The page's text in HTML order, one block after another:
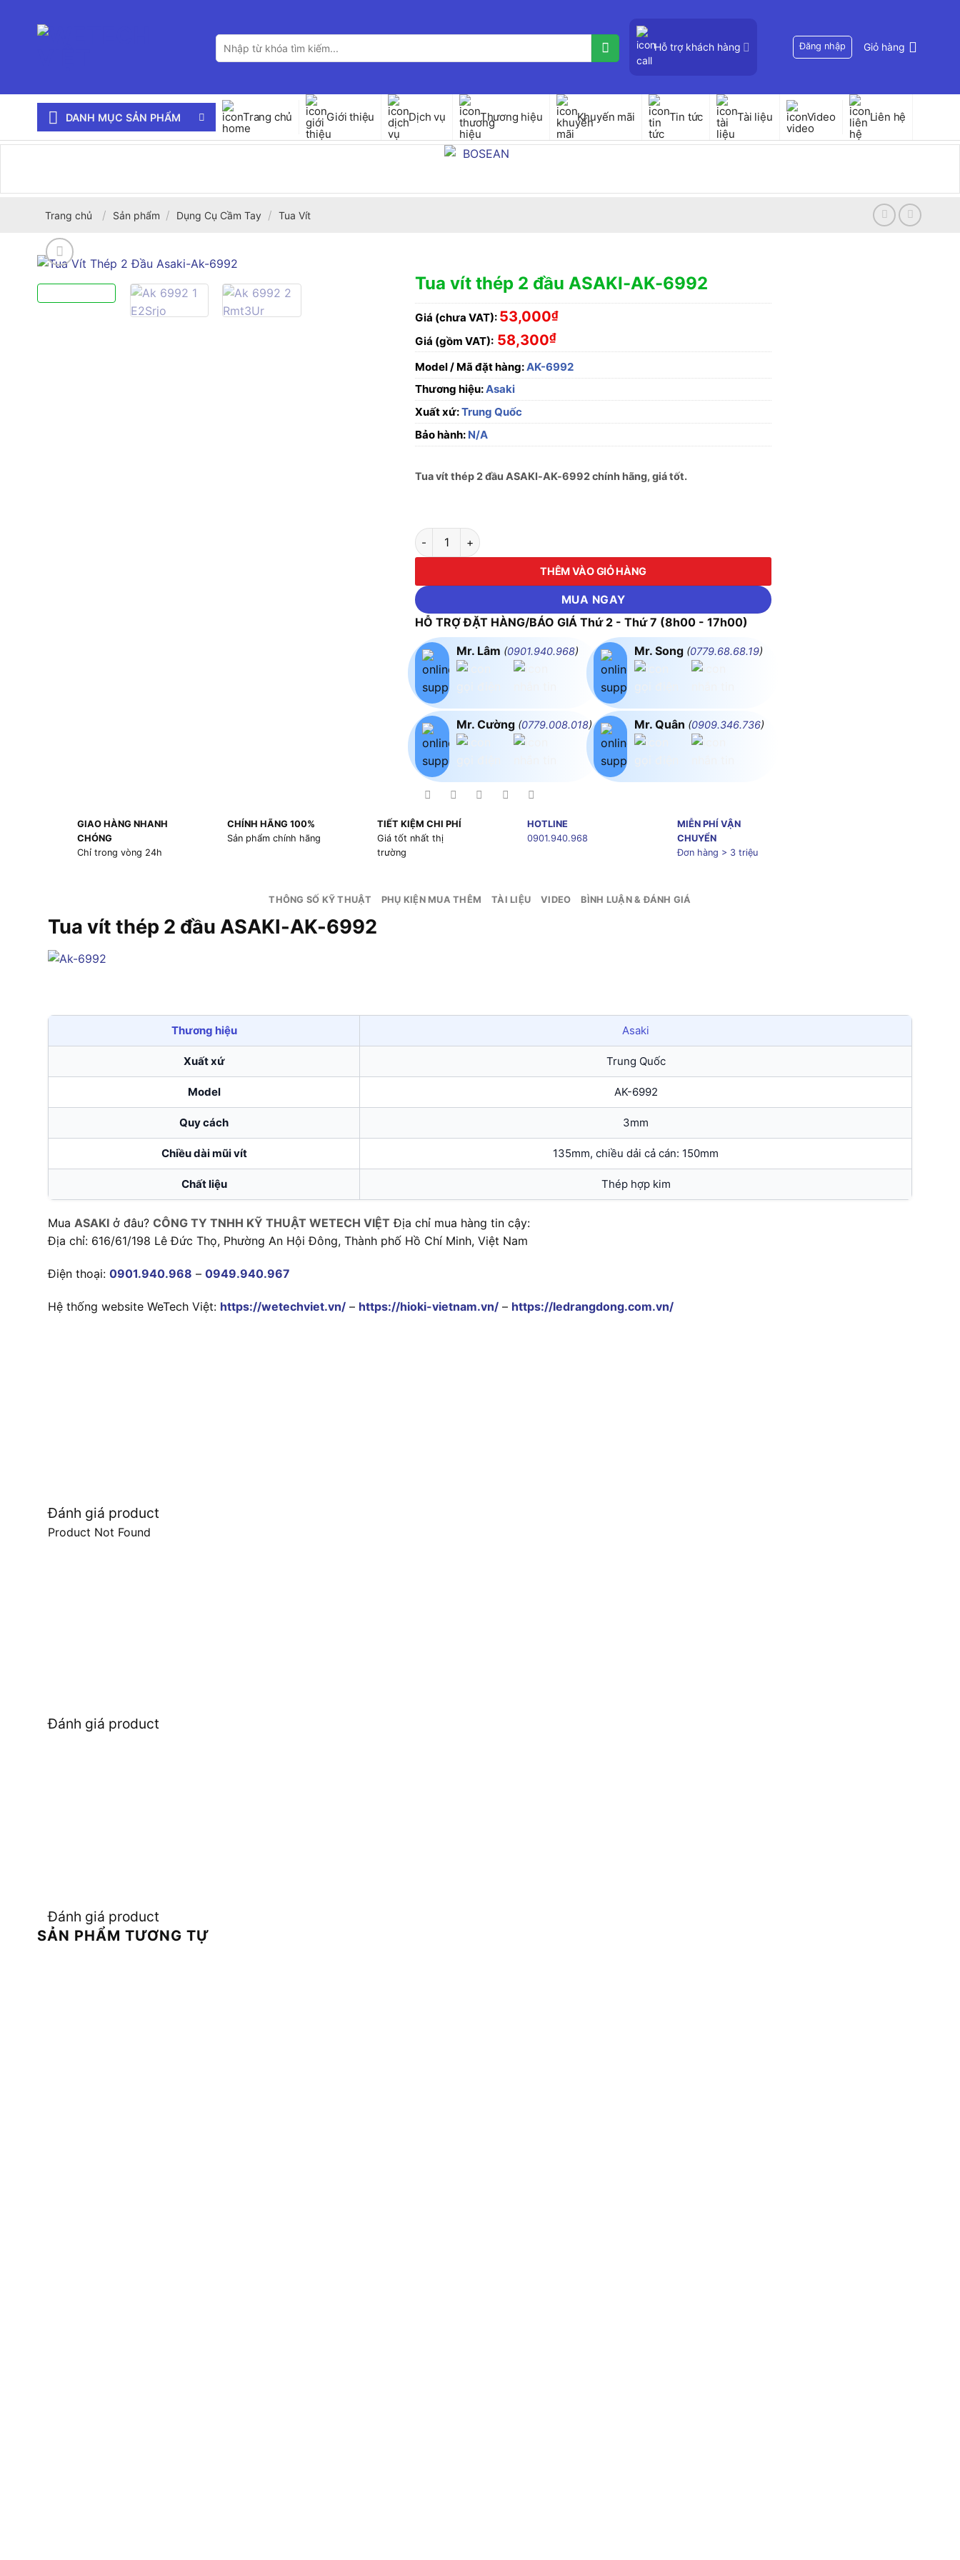
Tìm
kiếm:
Hỗ trợ khách hàng Đăng nhập Giỏ hàng
DANH MỤC SẢN PHẨM Trang chủ Giới thiệu Dịch vụ Thương hiệu Khuyến mãi Tin tức Tài liệu Video Liên hệ
Trang chủ / Sản phẩm / Dụng Cụ Cầm Tay / Tua Vít
Tua vít thép 2 đầu ASAKI-AK-6992
Giá (chưa VAT): 53,000₫
Giá (gồm VAT): 58,300₫
Model / Mã đặt hàng:AK-6992
Thương hiệu:Asaki
Xuất xứ:Trung Quốc
Bảo hành: N/A
Tua vít thép 2 đầu ASAKI-AK-6992 chính hãng, giá tốt.
Tua vít thép 2 đầu ASAKI-AK-6992 số lượng
THÊM VÀO GIỎ HÀNG
MUA NGAY
HỖ TRỢ ĐẶT HÀNG/BÁO GIÁ Thứ 2 - Thứ 7 (8h00 - 17h00)
Mr. Lâm (0901.940.968)
Mr. Cường (0779.008.018)
Mr. Song (0779.68.68.19)
Mr. Quân (0909.346.736)
GIAO HÀNG NHANH
CHÓNG
Chỉ trong vòng 24h
CHÍNH HÃNG 100%
Sản phẩm chính hãng
TIẾT KIỆM CHI PHÍ
Giá tốt nhất thị
trường
HOTLINE
0901.940.968
MIỄN PHÍ VẬN
CHUYỂN
Đơn hàng > 3 triệu
THÔNG SỐ KỸ THUẬT PHỤ KIỆN MUA THÊM TÀI LIỆU VIDEO BÌNH LUẬN & ĐÁNH GIÁ
Tua vít thép 2 đầu ASAKI-AK-6992
Thương hiệu Asaki
Xuất xứ Trung Quốc
Model AK-6992
Quy cách 3mm
Chiều dài mũi vít 135mm, chiều dải cả cán: 150mm
Chất liệu Thép hợp kim
Mua ASAKI ở đâu? CÔNG TY TNHH KỸ THUẬT WETECH VIỆT Địa chỉ mua hàng tin cậy:
Địa chỉ: 616/61/198 Lê Đức Thọ, Phường An Hội Đông, Thành phố Hồ Chí Minh, Việt Nam
Điện thoại: 0901.940.968 – 0949.940.967
Hệ thống website WeTech Việt: https://wetechviet.vn/ – https://hioki-vietnam.vn/ – https://ledrangdong.com.vn/
Đánh giá product
Product Not Found
Đánh giá product
Đánh giá product
SẢN PHẨM TƯƠNG TỰ